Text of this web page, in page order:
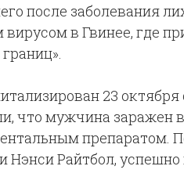
после заболевания
в Гвинее, где
23
что мужчина заражен
препаратом.
Райтбол, успешно